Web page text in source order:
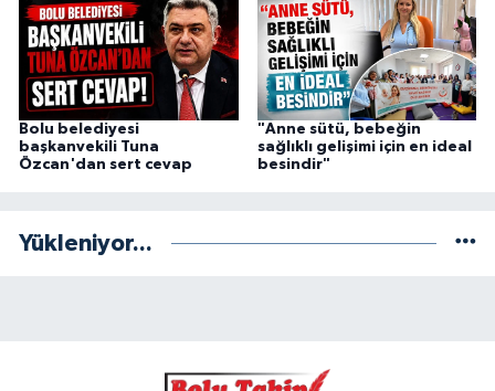
Bolu belediyesi
başkanvekili Tuna
Özcan'dan sert cevap
"Anne sütü, bebeğin
sağlıklı gelişimi için en ideal
besindir"
Yükleniyor...